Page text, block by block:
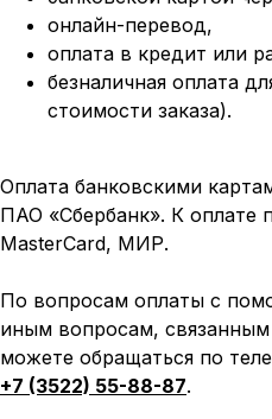
онлайн-перевод,
оплата в кредит или
безналичная оплата
стоимости заказа).
Оплата банковскими
ПАО «Сбербанк». К оплате
MasterCard, МИР.
По вопросам оплаты с
иным вопросам,
можете обращаться по
+7 (3522) 55-88-87.